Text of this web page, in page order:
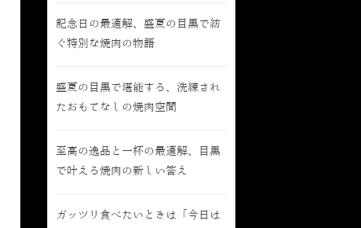
記念日の最適解、盛夏の目黒で紡
ぐ特別な焼肉の物語
盛夏の目黒で堪能する、洗練され
たおもてなしの焼肉空間
至高の逸品と一杯の最適解、目黒
で叶える焼肉の新しい答え
ガッツリ食べたいときは「今日は